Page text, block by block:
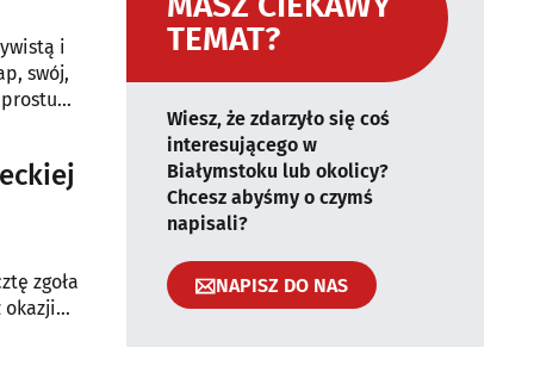
i
swój,
zgoła
okazji
TEMAT?
Wiesz, że zdarzyło się coś
interesującego w
Białymstoku lub okolicy?
Chcesz abyśmy o czymś
napisali?
NAPISZ DO NAS